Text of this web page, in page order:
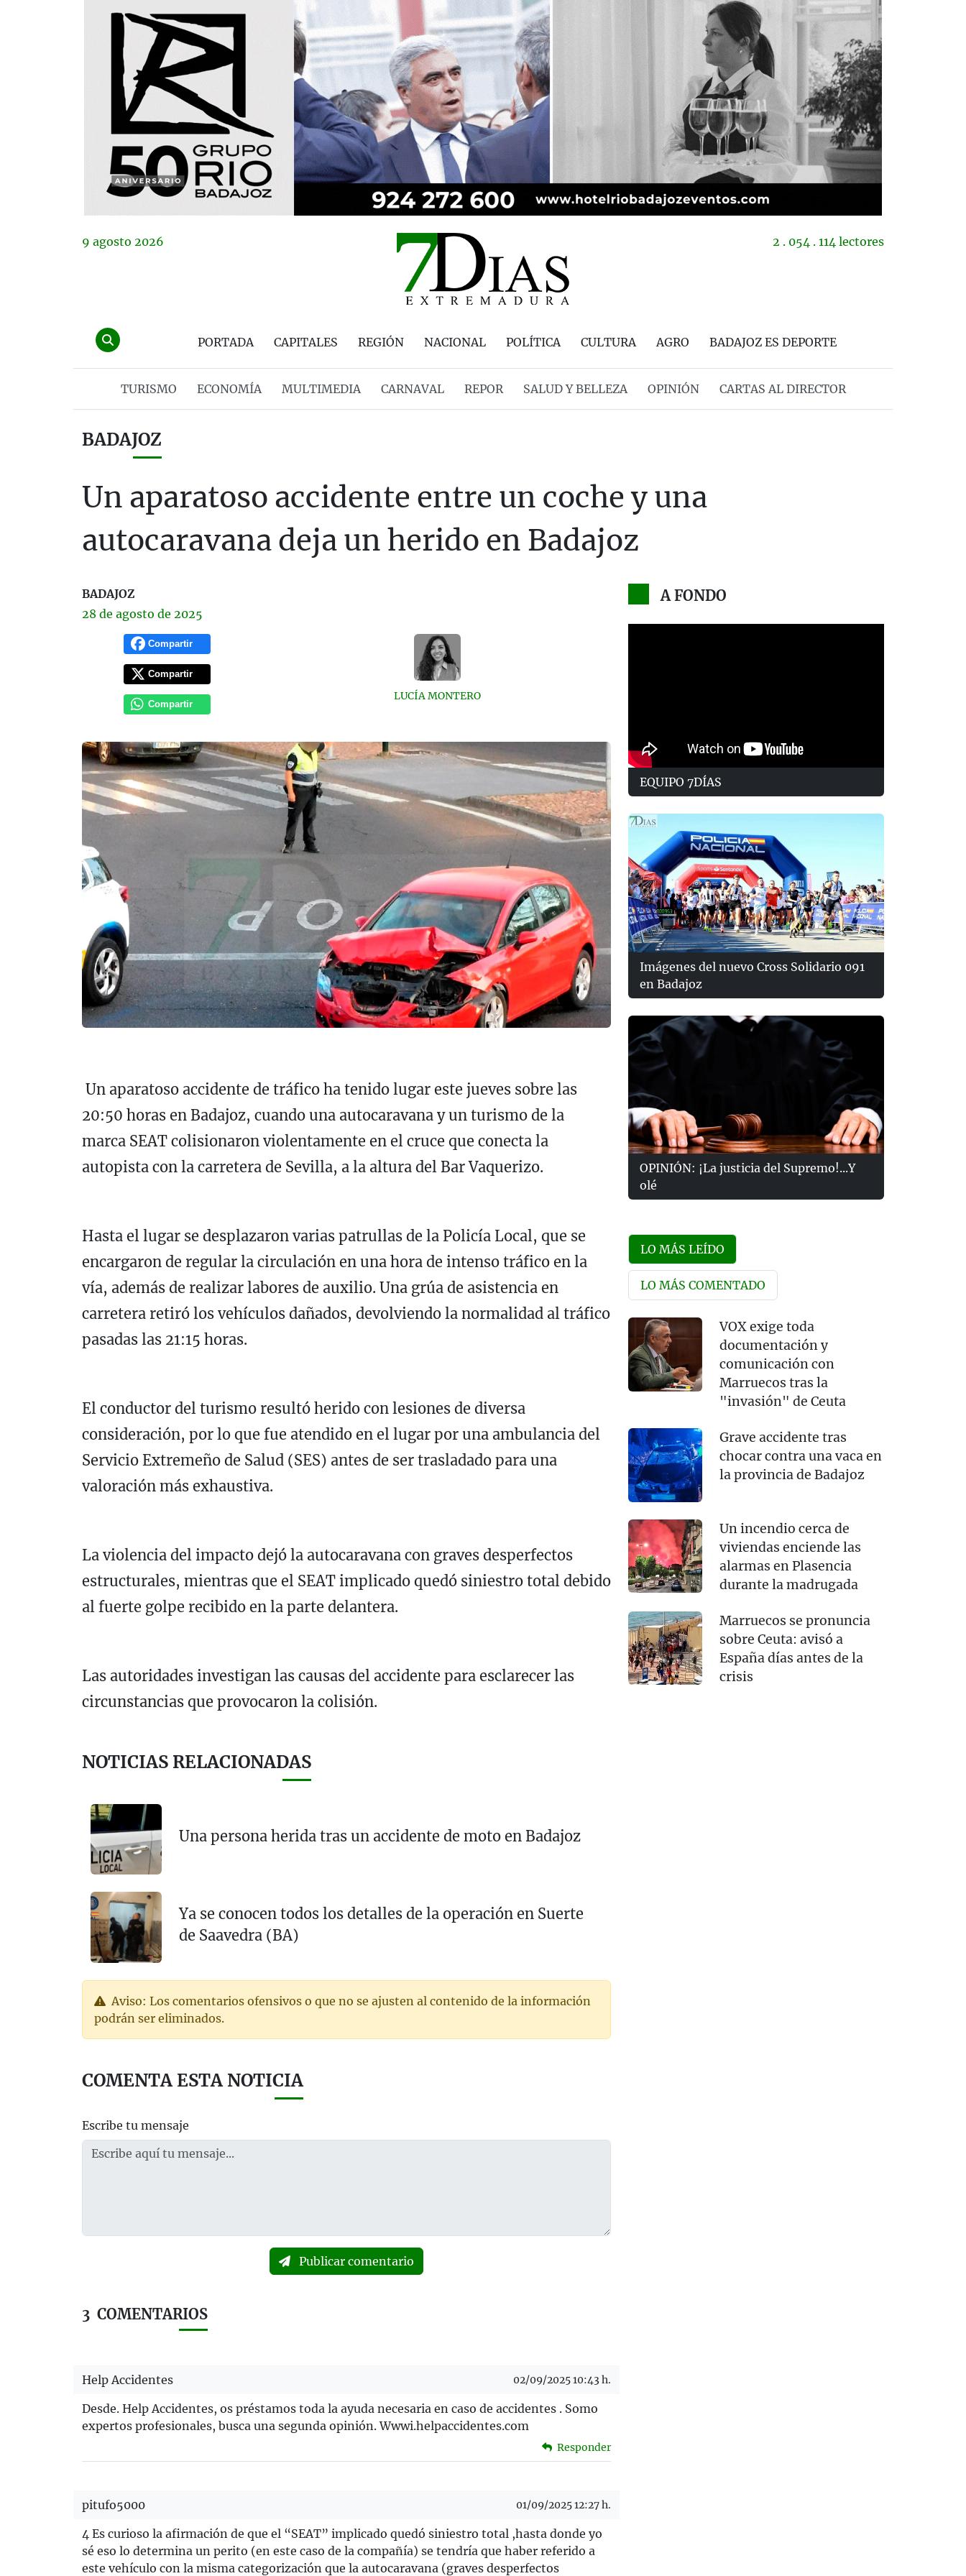
9 agosto 2026 2 . 054 . 114 lectores
PORTADA CAPITALES REGIÓN NACIONAL POLÍTICA CULTURA AGRO BADAJOZ ES DEPORTE
TURISMO ECONOMÍA MULTIMEDIA CARNAVAL REPOR SALUD Y BELLEZA OPINIÓN CARTAS AL DIRECTOR
BADAJOZ
Un aparatoso accidente entre un coche y una
autocaravana deja un herido en Badajoz
BADAJOZ
28 de agosto de 2025
Compartir
Compartir
Compartir
LUCÍA MONTERO
Un aparatoso accidente de tráfico ha tenido lugar este jueves sobre las
20:50 horas en Badajoz, cuando una autocaravana y un turismo de la
marca SEAT colisionaron violentamente en el cruce que conecta la
autopista con la carretera de Sevilla, a la altura del Bar Vaquerizo.
Hasta el lugar se desplazaron varias patrullas de la Policía Local, que se
encargaron de regular la circulación en una hora de intenso tráfico en la
vía, además de realizar labores de auxilio. Una grúa de asistencia en
carretera retiró los vehículos dañados, devolviendo la normalidad al tráfico
pasadas las 21:15 horas.
El conductor del turismo resultó herido con lesiones de diversa
consideración, por lo que fue atendido en el lugar por una ambulancia del
Servicio Extremeño de Salud (SES) antes de ser trasladado para una
valoración más exhaustiva.
La violencia del impacto dejó la autocaravana con graves desperfectos
estructurales, mientras que el SEAT implicado quedó siniestro total debido
al fuerte golpe recibido en la parte delantera.
Las autoridades investigan las causas del accidente para esclarecer las
circunstancias que provocaron la colisión.
NOTICIAS RELACIONADAS
Una persona herida tras un accidente de moto en Badajoz
Ya se conocen todos los detalles de la operación en Suerte
de Saavedra (BA)
Aviso: Los comentarios ofensivos o que no se ajusten al contenido de la información
podrán ser eliminados.
COMENTA ESTA NOTICIA
Escribe tu mensaje
Publicar comentario
3 COMENTARIOS
Help Accidentes 02/09/2025 10:43 h.
Desde. Help Accidentes, os préstamos toda la ayuda necesaria en caso de accidentes . Somo
expertos profesionales, busca una segunda opinión. Wwwi.helpaccidentes.com
Responder
pitufo5000 01/09/2025 12:27 h.
4 Es curioso la afirmación de que el “SEAT” implicado quedó siniestro total ,hasta donde yo
sé eso lo determina un perito (en este caso de la compañía) se tendría que haber referido a
este vehículo con la misma categorización que la autocaravana (graves desperfectos
A FONDO
EQUIPO 7DÍAS
Imágenes del nuevo Cross Solidario 091
en Badajoz
OPINIÓN: ¡La justicia del Supremo!...Y
olé
LO MÁS LEÍDO
LO MÁS COMENTADO
VOX exige toda
documentación y
comunicación con
Marruecos tras la
"invasión" de Ceuta
Grave accidente tras
chocar contra una vaca en
la provincia de Badajoz
Un incendio cerca de
viviendas enciende las
alarmas en Plasencia
durante la madrugada
Marruecos se pronuncia
sobre Ceuta: avisó a
España días antes de la
crisis